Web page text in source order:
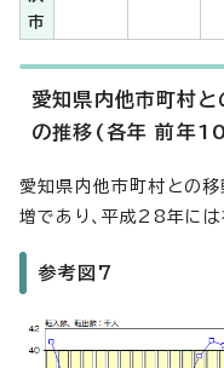
市
愛知県内他市町村と
の推移(各年 前年
愛知県内他市町村との
増であり、平成28年には
参考図7